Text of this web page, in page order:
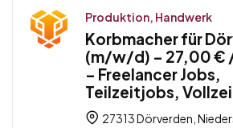
Produktion, Handwerk
Korbmacher für
(m/w/d) – 27,00 €
– Freelancer Jobs,
Teilzeitjobs,
27313 Dörverden,